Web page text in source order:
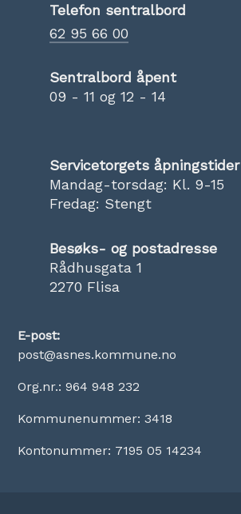
Telefon sentralbord
62 95 66 00
Sentralbord åpent
09 - 11 og 12 - 14
Servicetorgets åpningstider
Mandag-torsdag: Kl. 9-15
Fredag: Stengt
Besøks- og postadresse
Rådhusgata 1
2270 Flisa
E-post:
post@asnes.kommune.no
Org.nr.: 964 948 232
Kommunenummer: 3418
Kontonummer: 7195 05 14234